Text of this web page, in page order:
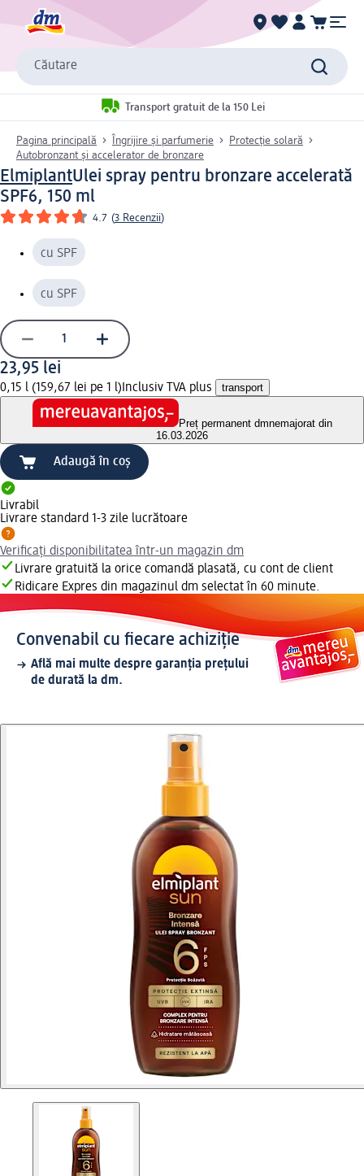
Căutare
Transport gratuit de la 150 Lei
Pagina principală Îngrijire și parfumerie
Protecție solară
Autobronzant și accelerator de bronzare
ElmiplantUlei spray pentru bronzare accelerată
SPF6, 150 ml
4.7 (3 Recenzii)
cu SPF
cu SPF
23,95 lei
0,15 l (159,67 lei pe 1 l) Inclusiv TVA plus transport
Preț permanent dmnemajorat din
16.03.2026
Adaugă în coș
Livrabil
Livrare standard 1-3 zile lucrătoare
Verificați disponibilitatea într-un magazin dm
Livrare gratuită la orice comandă plasată, cu cont de client
Ridicare Expres din magazinul dm selectat în 60 minute.
Convenabil cu fiecare achiziție
Află mai multe despre garanția prețului
de durată la dm.